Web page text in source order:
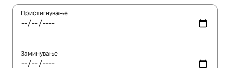
Пристигнување
Заминување